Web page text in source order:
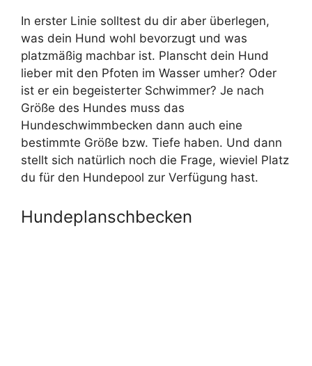
In erster Linie solltest du dir aber überlegen,
was dein Hund wohl bevorzugt und was
platzmäßig machbar ist. Planscht dein Hund
lieber mit den Pfoten im Wasser umher? Oder
ist er ein begeisterter Schwimmer? Je nach
Größe des Hundes muss das
Hundeschwimmbecken dann auch eine
bestimmte Größe bzw. Tiefe haben. Und dann
stellt sich natürlich noch die Frage, wieviel Platz
du für den Hundepool zur Verfügung hast.
Hundeplanschbecken